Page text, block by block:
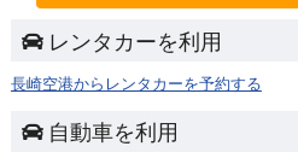
レンタカーを利用
長崎空港からレンタカーを予約する
自動車を利用